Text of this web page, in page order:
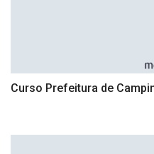
Curso Prefeitura de